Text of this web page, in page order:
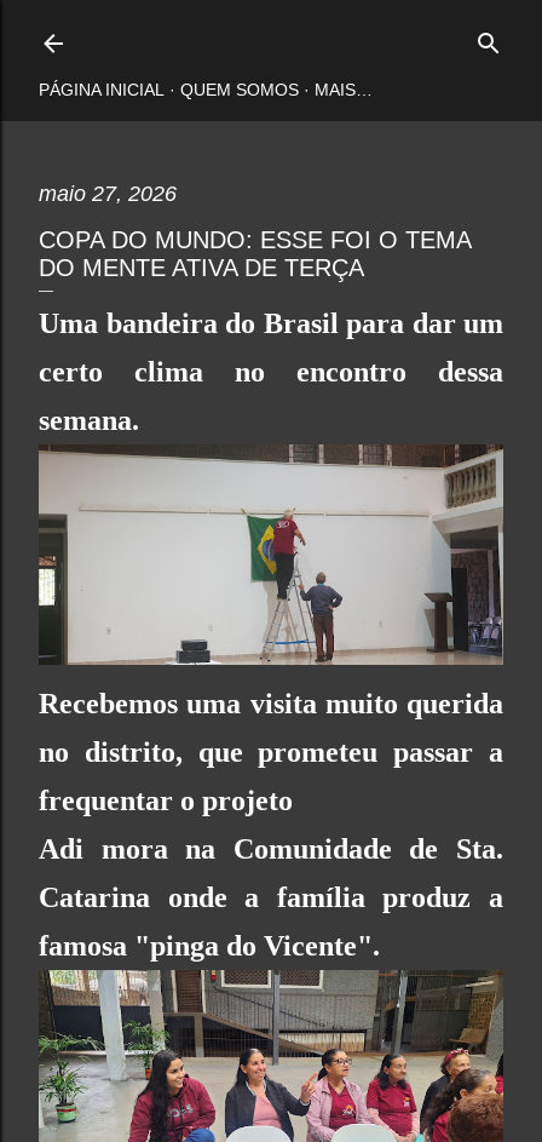
PÁGINA INICIAL QUEM SOMOS MAIS…
maio 27, 2026
COPA DO MUNDO: ESSE FOI O TEMA
DO MENTE ATIVA DE TERÇA
Uma bandeira do Brasil para dar um
certo clima no encontro dessa
semana.
Recebemos uma visita muito querida
no distrito, que prometeu passar a
frequentar o projeto
Adi mora na Comunidade de Sta.
Catarina onde a família produz a
famosa "pinga do Vicente".